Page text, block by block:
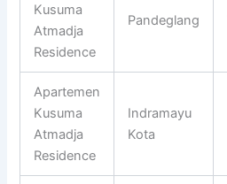
Kusuma
Atmadja
Residence
Pandeglang
Apartemen
Kusuma
Atmadja
Residence
Indramayu
Kota